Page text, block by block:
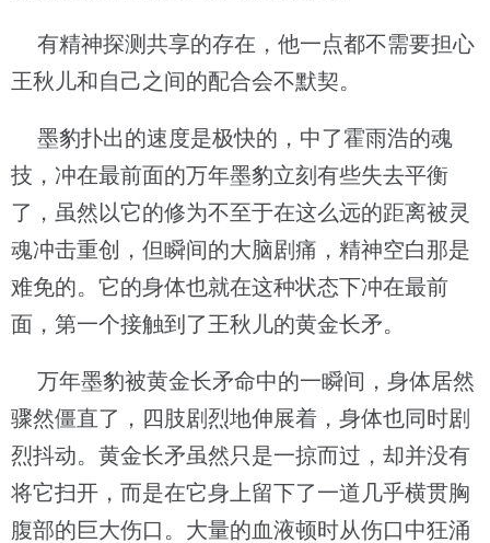
有精神探测共享的存在，他一点都不需要担心
王秋儿和自己之间的配合会不默契。
墨豹扑出的速度是极快的，中了霍雨浩的魂
技，冲在最前面的万年墨豹立刻有些失去平衡
了，虽然以它的修为不至于在这么远的距离被灵
魂冲击重创，但瞬间的大脑剧痛，精神空白那是
难免的。它的身体也就在这种状态下冲在最前
面，第一个接触到了王秋儿的黄金长矛。
万年墨豹被黄金长矛命中的一瞬间，身体居然
骤然僵直了，四肢剧烈地伸展着，身体也同时剧
烈抖动。黄金长矛虽然只是一掠而过，却并没有
将它扫开，而是在它身上留下了一道几乎横贯胸
腹部的巨大伤口。大量的血液顿时从伤口中狂涌